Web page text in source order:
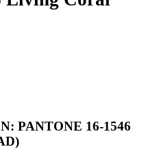
PANTONE 16-1546